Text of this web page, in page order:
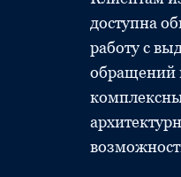
доступна
работу с
обращений